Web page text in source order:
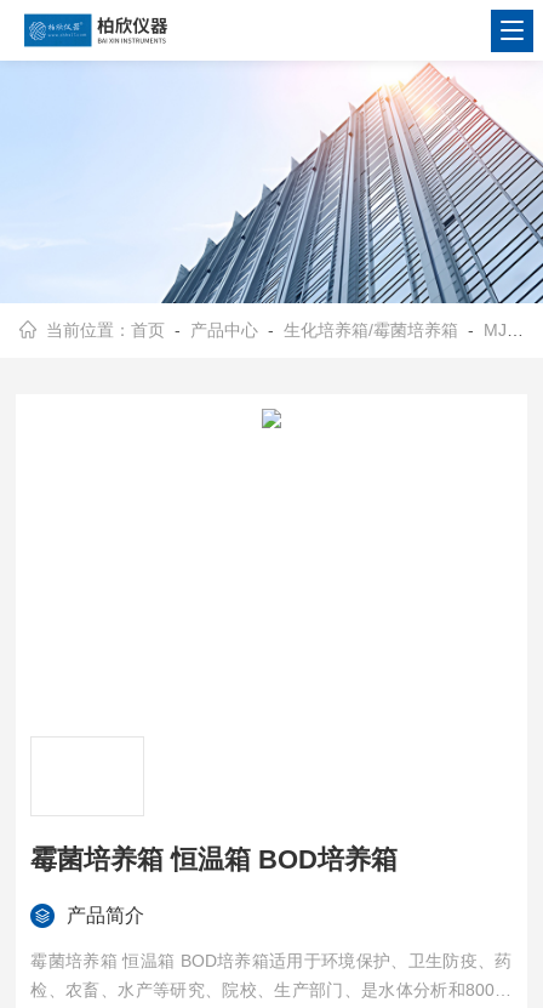
当前位置：首页 - 产品中心 -生化培养箱/霉菌培养箱 - MJX-150霉菌培养箱/恒温箱
霉菌培养箱 恒温箱 BOD培养箱
产品简介
霉菌培养箱 恒温箱 BOD培养箱适用于环境保护、卫生防疫、药
检、农畜、水产等研究、院校、生产部门、是水体分析和800测